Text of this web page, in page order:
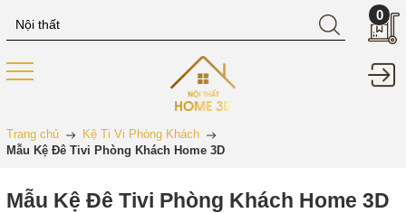
0
Trang chủ
Kệ Ti Vi Phòng Khách
Mẫu Kệ Đê Tivi Phòng Khách Home 3D
Mẫu Kệ Đê Tivi Phòng Khách Home 3D